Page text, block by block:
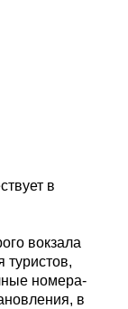
в
вокзала
туристов,
номера-
в